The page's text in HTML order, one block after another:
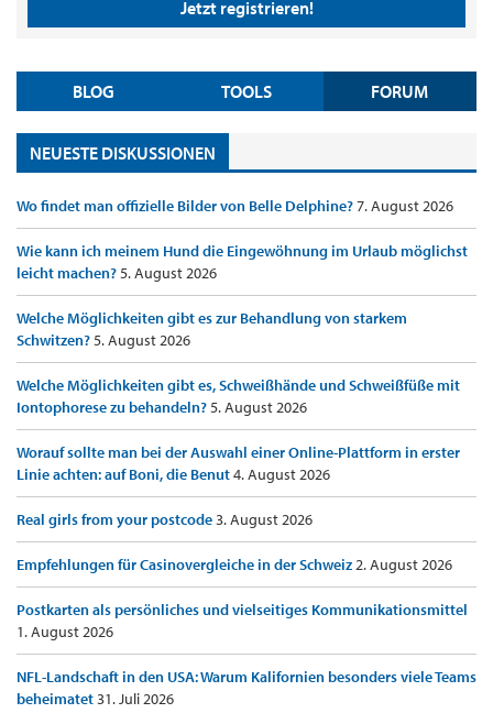
Jetzt registrieren!
BLOG TOOLS FORUM
NEUESTE DISKUSSIONEN
Wo findet man offizielle Bilder von Belle Delphine?7. August 2026
Wie kann ich meinem Hund die Eingewöhnung im Urlaub möglichst
leicht machen?5. August 2026
Welche Möglichkeiten gibt es zur Behandlung von starkem
Schwitzen?5. August 2026
Welche Möglichkeiten gibt es, Schweißhände und Schweißfüße mit
Iontophorese zu behandeln?5. August 2026
Worauf sollte man bei der Auswahl einer Online-Plattform in erster
Linie achten: auf Boni, die Benut4. August 2026
Real girls from your postcode3. August 2026
Empfehlungen für Casinovergleiche in der Schweiz2. August 2026
Postkarten als persönliches und vielseitiges Kommunikationsmittel
1. August 2026
NFL-Landschaft in den USA: Warum Kalifornien besonders viele Teams
beheimatet31. Juli 2026